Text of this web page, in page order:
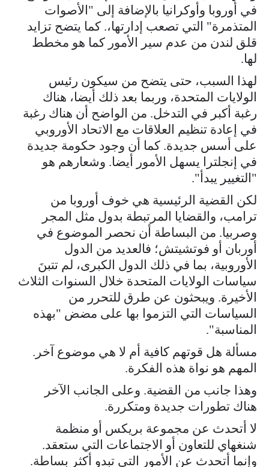
في أوروبا وأوكرانيا بالإضافة إلى "الأصوات
المتذمرة" التي تصعب إدارتها،. كما يتضح تزايد
قلق لندن من عدم سير الأمور كما هو مخطط
لها.
لهذا السبب، حتى يتضح من سيكون رئيس
الولايات المتحدة، وربما بعد ذلك أيضا، هناك
رغبة أكبر في التدخل. من الواضح أن هناك رغبة
في إعادة تنظيم العلاقات مع الاتحاد الأوروبي
على أسس جديدة. كما أن وجود حكومة جديدة
في إنجلترا يسهل الأمور أيضا. وشعارهم هو
"التغيير يبدأ".
لكن القضية الرئيسية هي خوف أوروبا من
ترامب، والقضايا المرتبطة بدول مثل المجر
وصربيا. من البساطة أن نحصر الموضوع في
أوربان أو فوتشيتش؛ فالعديد من الدول
الأوروبية، بما في ذلك الدول الكبرى، لم تتبنَ
سياسات الولايات المتحدة خلال السنوات الثلاث
الأخيرة. ويبحثون عن طرق للتحرر من
السياسات التي التزموا بها على مضض "بهذه
المناسبة".
مسألة هل قوتهم كافية أم لا هي موضوع آخر.
المهم هو نواة هذه الفكرة.
وهذا جانب من القضية. وعلى الجانب الآخر
هناك تطورات جديدة ومتكررة.
لا أتحدث عن مجموعة بريكس أو منظمة
شنغهاي للتعاون أو الاجتماعات التي ستعقد.
وإنما أتحدث عن الأمور التي تبدو أكثر بساطة.